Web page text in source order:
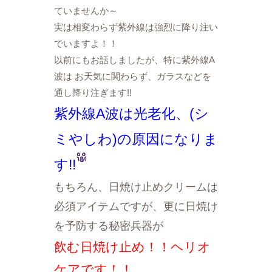
ていませんか～
実は相変わらず紫外線は強烈に降り注い
でいますよ！！
以前にもお話しましたが、特に紫外線A
波は お天気に関わらず、ガラスなどを
通し降り注ぎます!!
紫外線A波は光老化、(シ
ミやしわ)の原因になりま
す!!
もちろん、日焼け止めクリームは
必須アイテムですが、更に日焼け
を予防する秘密兵器が
飲む日焼け止め！！ヘリオ
ケアです！！